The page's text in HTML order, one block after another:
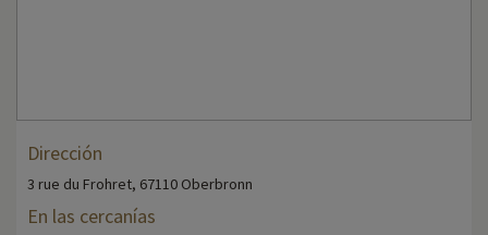
Dirección
3 rue du Frohret, 67110 Oberbronn
En las cercanías